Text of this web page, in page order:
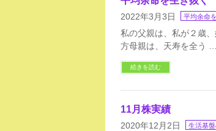
2022年3月3日 平均余命
私の父親は、私が２歳
方母親は、天寿を全う …
続きを読む
11月株実績
2020年12月2日 生活基